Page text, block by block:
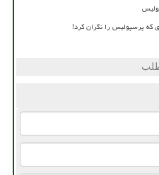
که پرسپولیس را نگران کرد!